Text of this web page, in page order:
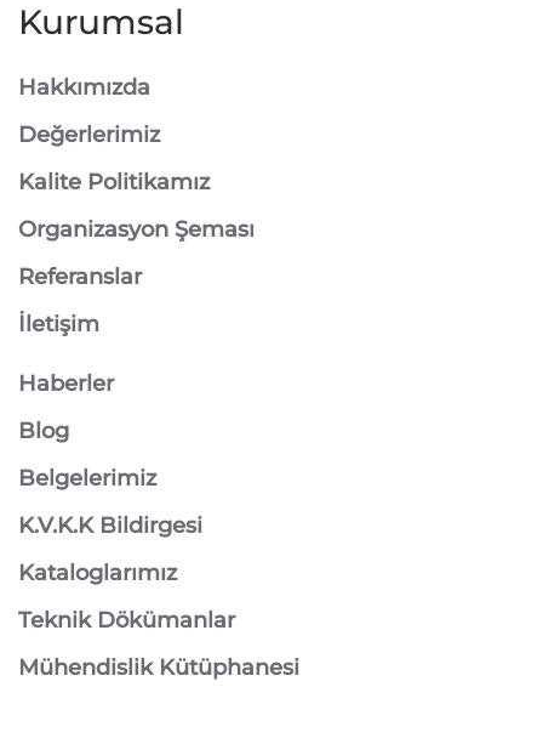
Kurumsal
Hakkımızda
Değerlerimiz
Kalite Politikamız
Organizasyon Şeması
Referanslar
İletişim
Haberler
Blog
Belgelerimiz
K.V.K.K Bildirgesi
Kataloglarımız
Teknik Dökümanlar
Mühendislik Kütüphanesi